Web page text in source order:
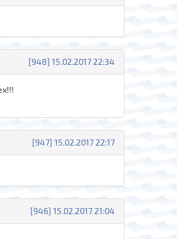
[948] 15.02.2017 22:34
[947] 15.02.2017 22:17
[946] 15.02.2017 21:04